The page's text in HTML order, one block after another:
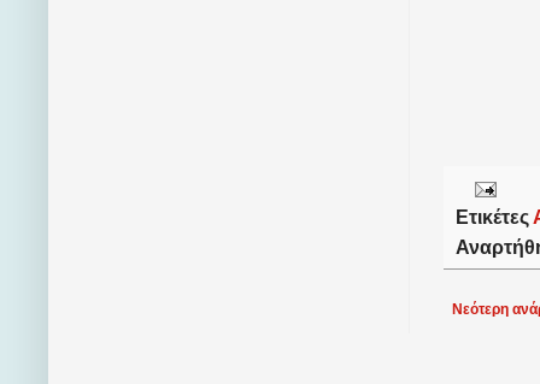
Ετικέτες
Νεότερη